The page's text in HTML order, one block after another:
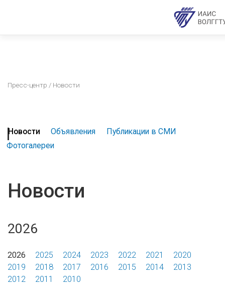
Пресс-центр / Новости
Новости Объявления
Публикации в СМИ
Фотогалереи
Новости
2026
2026 2025 2024 2023 2022 2021
2020
2019
2018 2017 2016 2015 2014
2013
2012
2011 2010